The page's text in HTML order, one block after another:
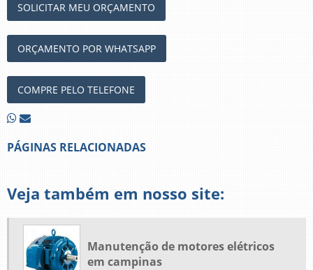
SOLICITAR MEU ORÇAMENTO
ORÇAMENTO POR WHATSAPP
COMPRE PELO TELEFONE
PÁGINAS RELACIONADAS
Veja também em nosso site:
Manutenção de motores elétricos
em campinas